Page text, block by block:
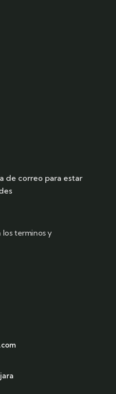
de correo para estar
terminos y